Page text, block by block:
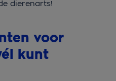
dierenarts!
voor
kunt